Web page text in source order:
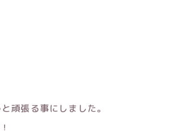
頑張る事にしました。